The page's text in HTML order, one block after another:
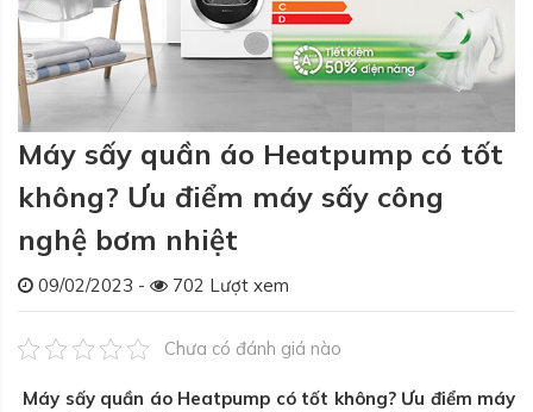
Máy sấy quần áo Heatpump có tốt
không? Ưu điểm máy sấy công
nghệ bơm nhiệt
09/02/2023 - 702 Lượt xem
Chưa có đánh giá nào
Máy sấy quần áo Heatpump có tốt không? Ưu điểm máy